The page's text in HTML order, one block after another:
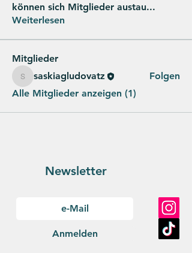
können sich Mitglieder austau...
Weiterlesen
Mitglieder
saskiagludovatz
saskiagludovatz
Folgen
Alle Mitglieder anzeigen (1)
Newsletter
Anmelden